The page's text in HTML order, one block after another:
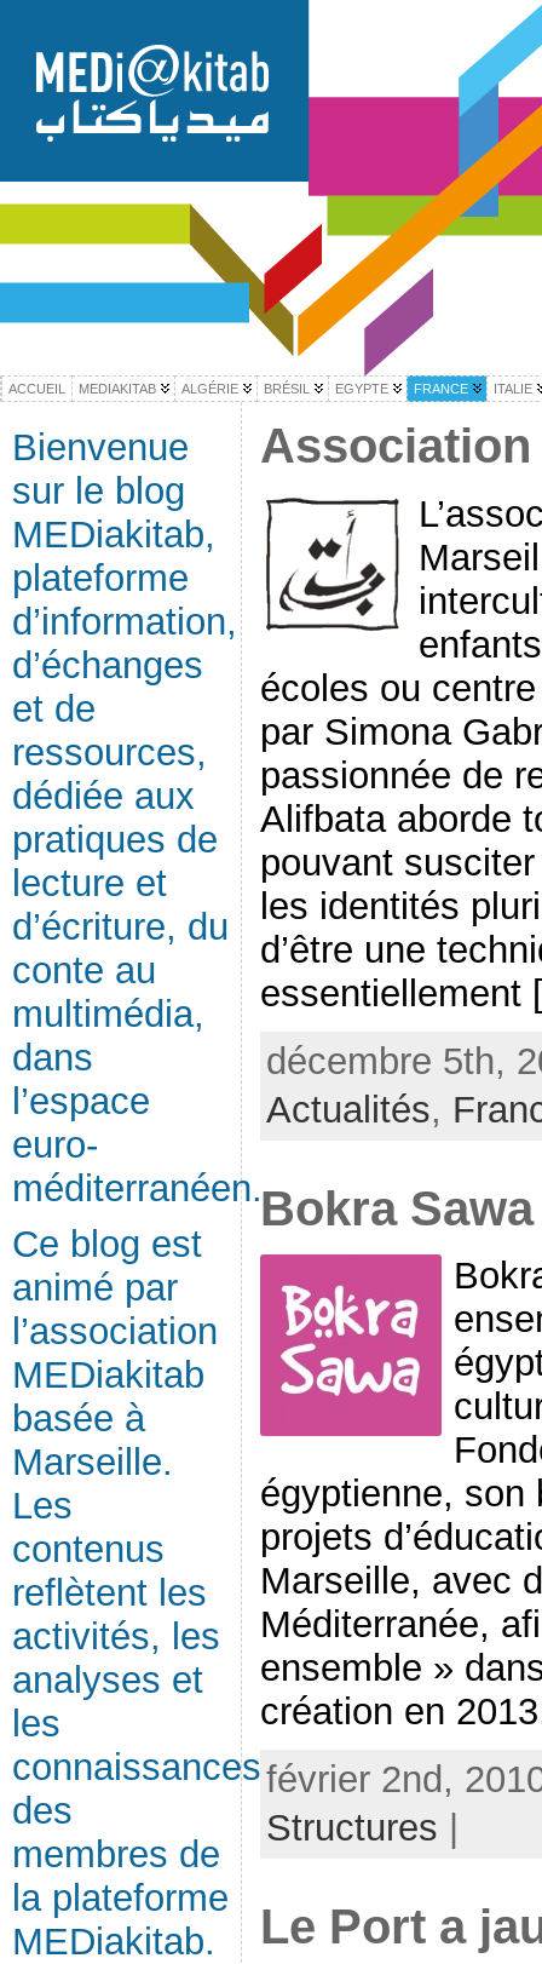
ACCUEIL MEDIAKITAB ALGÉRIE BRÉSIL EGYPTE FRANCE ITALIE
Bienvenue
sur le blog
MEDiakitab,
plateforme
d’information,
d’échanges
et de
ressources,
dédiée aux
pratiques de
lecture et
d’écriture, du
conte au
multimédia,
dans
l’espace
euro-
méditerranéen.
Ce blog est
animé par
l’association
MEDiakitab
basée à
Marseille.
Les
contenus
reflètent les
activités, les
analyses et
les
connaissances
des
membres de
la plateforme
MEDiakitab.
écoles ou
par Simona
passionnée de
Alifbata aborde
pouvant
les identités
d’être une
essentiellement
décembre 5th,
Actualités,
Bokra Sawa
égyptienne, son
projets
Marseille, avec
Méditerranée,
ensemble »
création en
février 2nd,
Structures
Le Port a